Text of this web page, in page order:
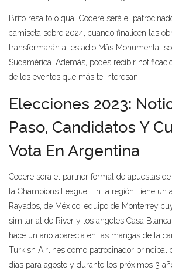
Brito resaltó o qual Codere será el
camiseta sobre 2024, cuando finalicen las
transformarán al estadio Mâs Monumental
Sudamérica. Además, podés recibir
de los eventos que más te interesan.
Elecciones 2023:
Paso, Candidatos Y
Vota En Argentina
Codere sera el partner formal de apuestas
la Champions League. En la región, tiene un
Rayados, de México, equipo de Monterrey
similar al de River y los angeles Casa
hace un año aparecía en las mangas de la
Turkish Airlines como patrocinador principal
días para agosto y durante los próximos 3